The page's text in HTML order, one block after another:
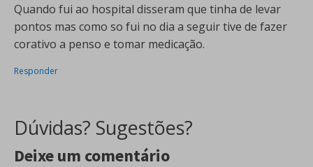
Quando fui ao hospital disseram que tinha de levar
pontos mas como so fui no dia a seguir tive de fazer
corativo a penso e tomar medicação.
Responder
Dúvidas? Sugestões?
Deixe um comentário